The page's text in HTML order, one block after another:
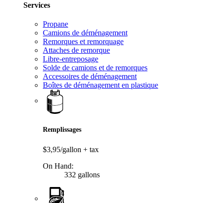
Services
Propane
Camions de déménagement
Remorques et remorquage
Attaches de remorque
Libre-entreposage
Solde de camions et de remorques
Accessoires de déménagement
Boîtes de déménagement en plastique
Remplissages
$3,95/gallon + tax
On Hand:
332 gallons